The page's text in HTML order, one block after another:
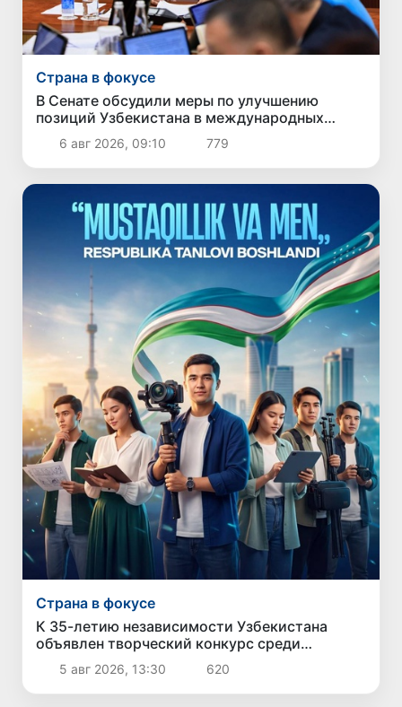
Страна в фокусе
В Сенате обсудили меры по улучшению
позиций Узбекистана в международных
рейтингах и индексах
6 авг 2026, 09:10 779
Страна в фокусе
К 35-летию независимости Узбекистана
объявлен творческий конкурс среди
молодежи
5 авг 2026, 13:30 620